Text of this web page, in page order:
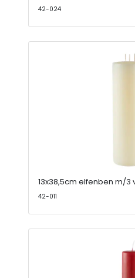
42-024
13x38,5cm elfenben m/
42-011